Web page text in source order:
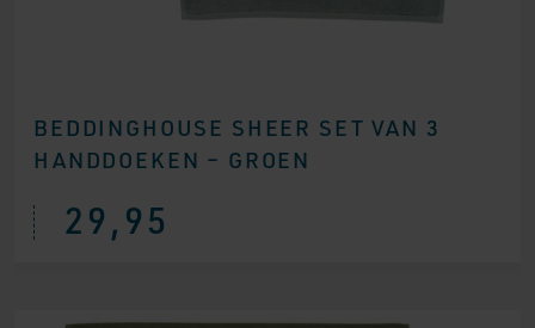
BEDDINGHOUSE SHEER SET VAN 3
HANDDOEKEN – GROEN
29,95